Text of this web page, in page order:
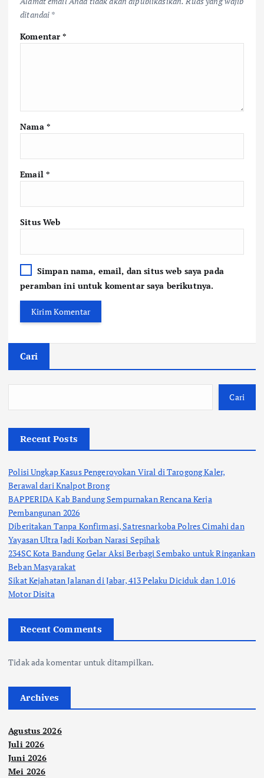
ditandai *
Komentar*
Nama *
Email *
Situs Web
Simpan nama, email, dan situs web saya pada
peramban ini untuk komentar saya berikutnya.
Cari
Cari
Recent Posts
Polisi Ungkap Kasus Pengeroyokan Viral di Tarogong Kaler,
Berawal dari Knalpot Brong
BAPPERIDA Kab Bandung Sempurnakan Rencana Kerja
Pembangunan 2026
Diberitakan Tanpa Konfirmasi, Satresnarkoba Polres Cimahi dan
Yayasan Ultra Jadi Korban Narasi Sepihak
234SC Kota Bandung Gelar Aksi Berbagi Sembako untuk Ringankan
Beban Masyarakat
Sikat Kejahatan Jalanan di Jabar, 413 Pelaku Diciduk dan 1.016
Motor Disita
Recent Comments
Tidak ada komentar untuk ditampilkan.
Archives
Agustus 2026
Juli 2026
Juni 2026
Mei 2026